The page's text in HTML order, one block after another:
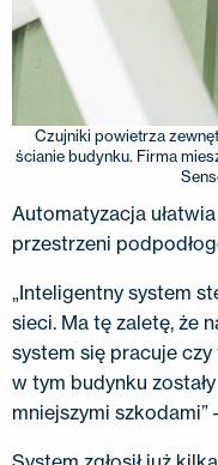
Czujniki powietrza
ścianie budynku. Firma
Automatyzacja
przestrzeni
„Inteligentny system
sieci. Ma tę zaletę, że
system się pracuje
w tym budynku
mniejszymi szkodami”